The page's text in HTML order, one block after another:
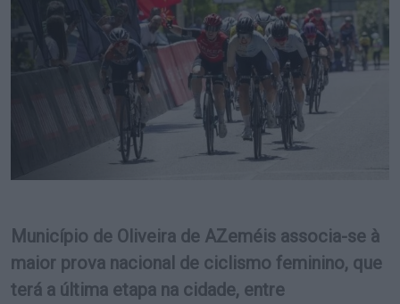
Município de Oliveira de AZeméis associa-se à
maior prova nacional de ciclismo feminino, que
terá a última etapa na cidade, entre